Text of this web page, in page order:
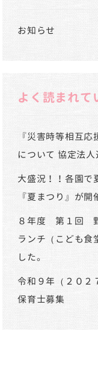
お知らせ
よく読まれて
『災害時等相互
について 協定法人
大盛況！！各園で
『夏まつり』が開
８年度 第１回
ランチ（こども食
した。
令和９年（２０２
保育士募集